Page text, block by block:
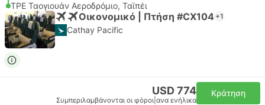
TPE Ταογιουάν Αεροδρόμιο, Ταϊπέι
Οικονομικό | Πτήση #CX104 +1
Cathay Pacific
USD 774
Συμπεριλαμβάνονται οι φόροι ανα ενήλικα
Κράτηση